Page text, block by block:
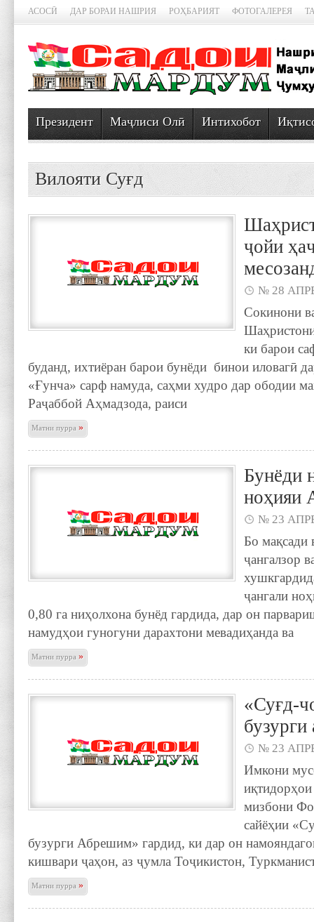
АСОСӢ ДАР БОРАИ НАШРИЯ РОҲБАРИЯТ ФОТОГАЛЕРЕЯ
Президент Маҷлиси Олӣ Интихобот
Вилояти Суғд
ҷойи
№ 28
Сокинони
ки барои
буданд, ихтиёран барои бунёди бинои иловагӣ
«Ғунча» сарф намуда, саҳми худро дар ободии
Раҷаббой Аҳмадзода, раиси
Матни пурра»
Бунёди
ноҳияи
№ 23
Бо мақсади
ҷангалзор
ҷангали
0,80 га ниҳолхона бунёд гардида, дар он
намудҳои гуногуни дарахтони мевадиҳанда ва
Матни пурра»
«Суғд-
№ 23
Имкони
мизбони
сайёҳии
бузурги Абрешим» гардид, ки дар он
кишвари ҷаҳон, аз ҷумла Тоҷикистон,
Матни пурра»